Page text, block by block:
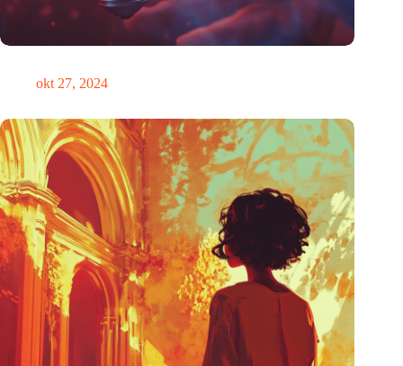
okt 27, 2024